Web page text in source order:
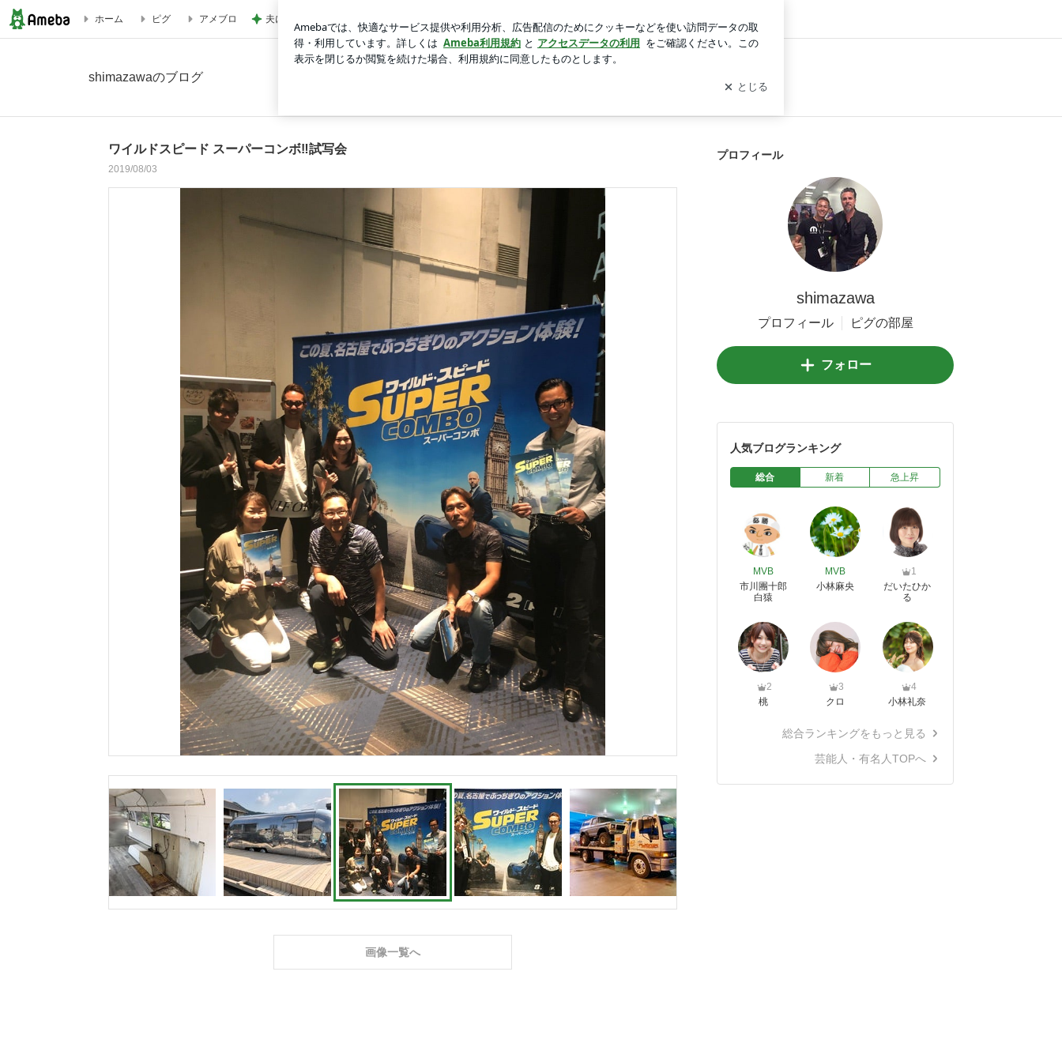
ワイルドスピード スーパーコンボ‼️試写会の画像 4枚中3枚目
ホーム ピグ アメブロ 夫に無理だと思い荷物をまとめた嫁
shimazawaのブログ
ワイルドスピード スーパーコンボ‼️試写会
2019/08/03
画像一覧へ
プロフィール
shimazawa
プロフィール ピグの部屋
フォロー
人気ブログランキング
総合 新着 急上昇
MVB
市川團十郎
白猿
MVB
小林麻央
1
だいたひか
る
2
桃
3
クロ
4
小林礼奈
総合ランキングをもっと見る
芸能人・有名人TOPへ